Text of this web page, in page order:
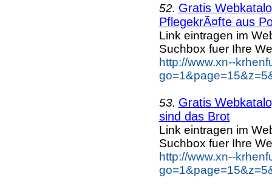
52. Gratis
PflegekrÃ¤fte aus
Link eintragen im
Suchbox fuer Ihre
http://www.xn--
53. Gratis
sind das Brot
Link eintragen im
Suchbox fuer Ihre
http://www.xn--